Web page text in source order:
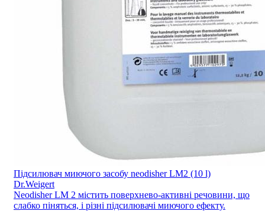
Підсилювач миючого засобу neodisher LM2 (10 l)
Dr.Weigert
Neodisher LM 2 містить поверхнево-активні речовини, що
слабко піняться, і різні підсилювачі миючого ефекту.